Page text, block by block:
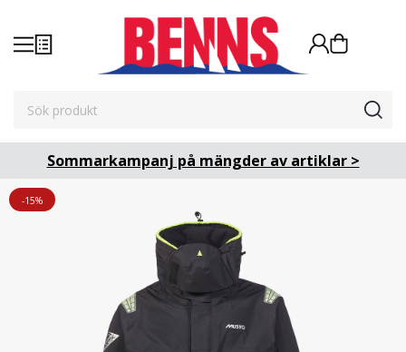
Sommarkampanj på mängder av artiklar >
-15%